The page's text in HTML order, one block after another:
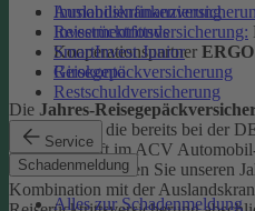
Immobilienfinanzierung
Investmentfonds
SmartInvest Junior
Girokonto
Restschuldversicherung
Service
Schadenmeldung
Alles zur Schadenmeldung
Reiserücktrittsversicherung:
Kooperationspartner
Reisegepäckversicherung
Die Jahres-
und Kunden, die bereits bei der
Mitgliedschaft im ACV
Neukund:in können Sie unseren
Kombination mit der